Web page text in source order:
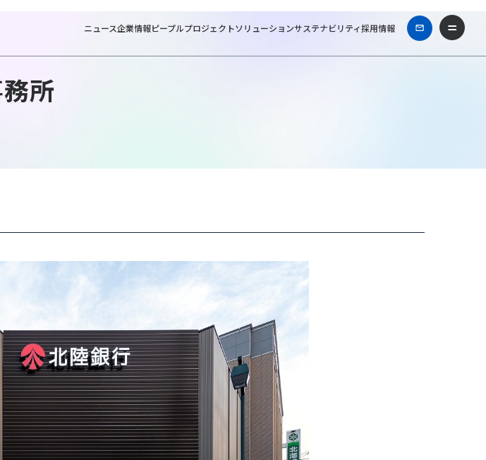
ニュース企業情報ピープルプロジェクトソリューションサステナビリティ採用情報
所